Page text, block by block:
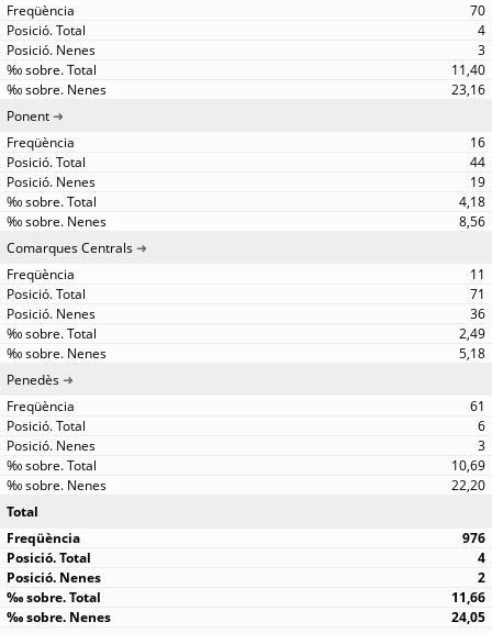
70
4
3
11,40
23,16
Ponent
16
44
19
4,18
8,56
Comarques Centrals
11
71
36
2,49
5,18
Penedès
61
6
3
10,69
22,20
Total
976
4
2
11,66
24,05